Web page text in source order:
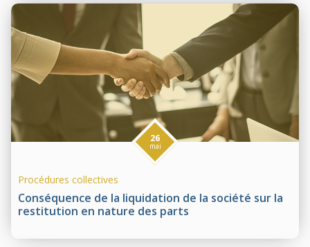
Conséquence de la liquidation de la société sur la
restitution en nature des parts
26
mai
Procédures collectives